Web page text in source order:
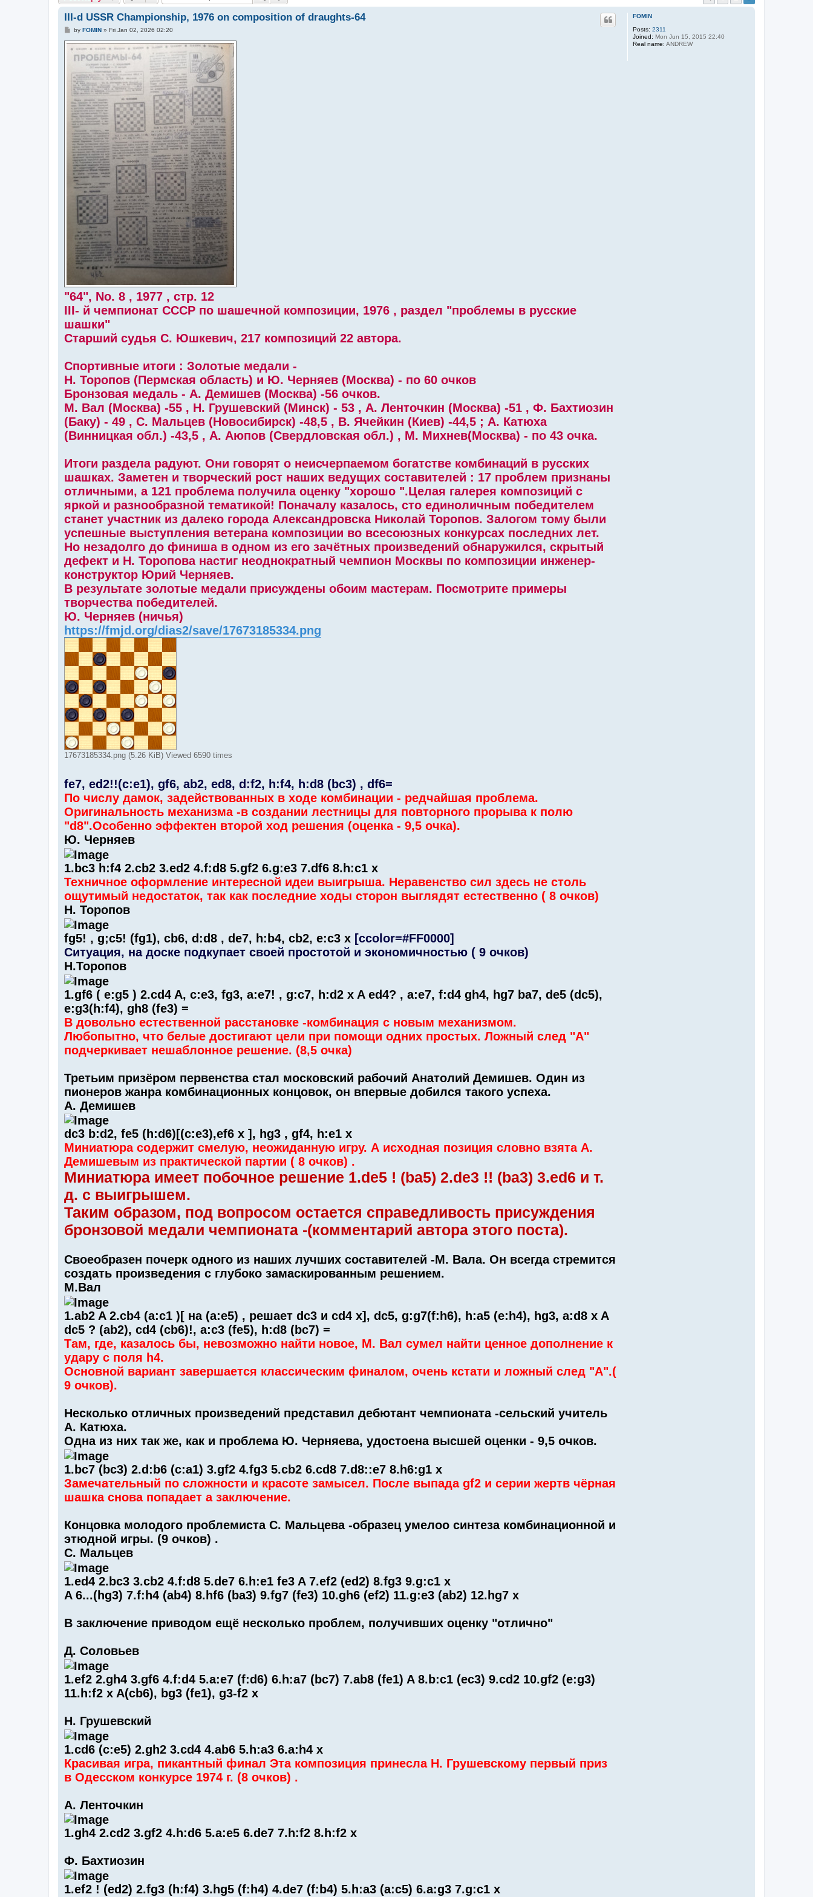
FOMIN
Posts: 2311
Joined: Mon Jun 15, 2015 22:40
Real name: ANDREW
III-d USSR Championship, 1976 on composition of draughts-64
P
s
t
by FOMIN» Fri Jan 02, 2026 02:20
"64", No. 8 , 1977 , стр. 12
III- й чемпионат СССР по шашечной композиции, 1976 , раздел "проблемы в русские
шашки"
Старший судья С. Юшкевич, 217 композиций 22 автора.
Спортивные итоги : Золотые медали -
Н. Торопов (Пермская область) и Ю. Черняев (Москва) - по 60 очков
Бронзовая медаль - А. Демишев (Москва) -56 очков.
М. Вал (Москва) -55 , Н. Грушевский (Минск) - 53 , А. Ленточкин (Москва) -51 , Ф. Бахтиозин
(Баку) - 49 , С. Мальцев (Новосибирск) -48,5 , В. Ячейкин (Киев) -44,5 ; А. Катюха
(Винницкая обл.) -43,5 , А. Аюпов (Свердловская обл.) , М. Михнев(Москва) - по 43 очка.
Итоги раздела радуют. Они говорят о неисчерпаемом богатстве комбинаций в русских
шашках. Заметен и творческий рост наших ведущих составителей : 17 проблем признаны
отличными, а 121 проблема получила оценку "хорошо ".Целая галерея композиций с
яркой и разнообразной тематикой! Поначалу казалось, сто единоличным победителем
станет участник из далеко города Александровска Николай Торопов. Залогом тому были
успешные выступления ветерана композиции во всесоюзных конкурсах последних лет.
Но незадолго до финиша в одном из его зачётных произведений обнаружился, скрытый
дефект и Н. Торопова настиг неоднократный чемпион Москвы по композиции инженер-
конструктор Юрий Черняев.
В результате золотые медали присуждены обоим мастерам. Посмотрите примеры
творчества победителей.
Ю. Черняев (ничья)
https://fmjd.org/dias2/save/17673185334.png
17673185334.png (5.26 KiB) Viewed 6590 times
fe7, ed2!!(c:e1), gf6, ab2, ed8, d:f2, h:f4, h:d8 (bc3) , df6=
По числу дамок, задействованных в ходе комбинации - редчайшая проблема.
Оригинальность механизма -в создании лестницы для повторного прорыва к полю
"d8".Особенно эффектен второй ход решения (оценка - 9,5 очка).
Ю. Черняев
1.bc3 h:f4 2.cb2 3.ed2 4.f:d8 5.gf2 6.g:e3 7.df6 8.h:c1 x
Техничное оформление интересной идеи выигрыша. Неравенство сил здесь не столь
ощутимый недостаток, так как последние ходы сторон выглядят естественно ( 8 очков)
Н. Торопов
fg5! , g;c5! (fg1), cb6, d:d8 , de7, h:b4, cb2, e:c3 x [ccolor=#FF0000]
Ситуация, на доске подкупает своей простотой и экономичностью ( 9 очков)
Н.Торопов
1.gf6 ( e:g5 ) 2.cd4 A, c:e3, fg3, a:e7! , g:c7, h:d2 x A ed4? , a:e7, f:d4 gh4, hg7 ba7, de5 (dc5),
e:g3(h:f4), gh8 (fe3) =
В довольно естественной расстановке -комбинация с новым механизмом.
Любопытно, что белые достигают цели при помощи одних простых. Ложный след "А"
подчеркивает нешаблонное решение. (8,5 очка)
Третьим призёром первенства стал московский рабочий Анатолий Демишев. Один из
пионеров жанра комбинационных концовок, он впервые добился такого успеха.
А. Демишев
dc3 b:d2, fe5 (h:d6)[(c:e3),ef6 x ], hg3 , gf4, h:e1 x
Миниатюра содержит смелую, неожиданную игру. А исходная позиция словно взята А.
Демишевым из практической партии ( 8 очков) .
Миниатюра имеет побочное решение 1.de5 ! (ba5) 2.de3 !! (ba3) 3.ed6 и т.
д. с выигрышем.
Таким образом, под вопросом остается справедливость присуждения
бронзовой медали чемпионата -(комментарий автора этого поста).
Своеобразен почерк одного из наших лучших составителей -М. Вала. Он всегда стремится
создать произведения с глубоко замаскированным решением.
М.Вал
1.ab2 A 2.cb4 (a:c1 )[ на (а:e5) , решает dc3 и cd4 x], dc5, g:g7(f:h6), h:a5 (e:h4), hg3, a:d8 x A
dc5 ? (ab2), cd4 (cb6)!, a:c3 (fe5), h:d8 (bc7) =
Там, где, казалось бы, невозможно найти новое, М. Вал сумел найти ценное дополнение к
удару с поля h4.
Основной вариант завершается классическим финалом, очень кстати и ложный след "А".(
9 очков).
Несколько отличных произведений представил дебютант чемпионата -сельский учитель
А. Катюха.
Одна из них так же, как и проблема Ю. Черняева, удостоена высшей оценки - 9,5 очков.
1.bc7 (bc3) 2.d:b6 (c:a1) 3.gf2 4.fg3 5.cb2 6.cd8 7.d8::e7 8.h6:g1 x
Замечательный по сложности и красоте замысел. После выпада gf2 и серии жертв чёрная
шашка снова попадает а заключение.
Концовка молодого проблемиста С. Мальцева -образец умелоо синтеза комбинационной и
этюдной игры. (9 очков) .
С. Мальцев
1.ed4 2.bc3 3.cb2 4.f:d8 5.de7 6.h:e1 fe3 A 7.ef2 (ed2) 8.fg3 9.g:c1 x
A 6...(hg3) 7.f:h4 (ab4) 8.hf6 (ba3) 9.fg7 (fe3) 10.gh6 (ef2) 11.g:e3 (ab2) 12.hg7 x
В заключение приводом ещё несколько проблем, получивших оценку "отлично"
Д. Соловьев
1.ef2 2.gh4 3.gf6 4.f:d4 5.a:e7 (f:d6) 6.h:a7 (bc7) 7.ab8 (fe1) A 8.b:c1 (ec3) 9.cd2 10.gf2 (e:g3)
11.h:f2 x A(cb6), bg3 (fe1), g3-f2 x
Н. Грушевский
1.cd6 (c:e5) 2.gh2 3.cd4 4.ab6 5.h:a3 6.a:h4 x
Красивая игра, пикантный финал Эта композиция принесла Н. Грушевскому первый приз
в Одесском конкурсе 1974 г. (8 очков) .
А. Ленточкин
1.gh4 2.cd2 3.gf2 4.h:d6 5.a:e5 6.de7 7.h:f2 8.h:f2 x
Ф. Бахтиозин
1.ef2 ! (ed2) 2.fg3 (h:f4) 3.hg5 (f:h4) 4.de7 (f:b4) 5.h:a3 (a:c5) 6.a:g3 7.g:c1 x